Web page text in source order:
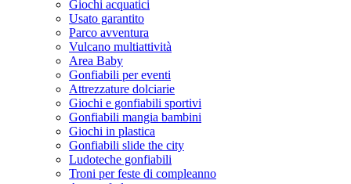
Giochi acquatici
Usato garantito
Parco avventura
Vulcano multiattività
Area Baby
Gonfiabili per eventi
Attrezzature dolciarie
Giochi e gonfiabili sportivi
Gonfiabili mangia bambini
Giochi in plastica
Gonfiabili slide the city
Ludoteche gonfiabili
Troni per feste di compleanno